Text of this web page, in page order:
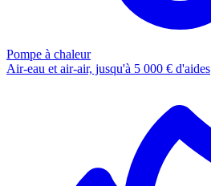
Pompe à chaleur
Air-eau et air-air, jusqu'à 5 000 € d'aides